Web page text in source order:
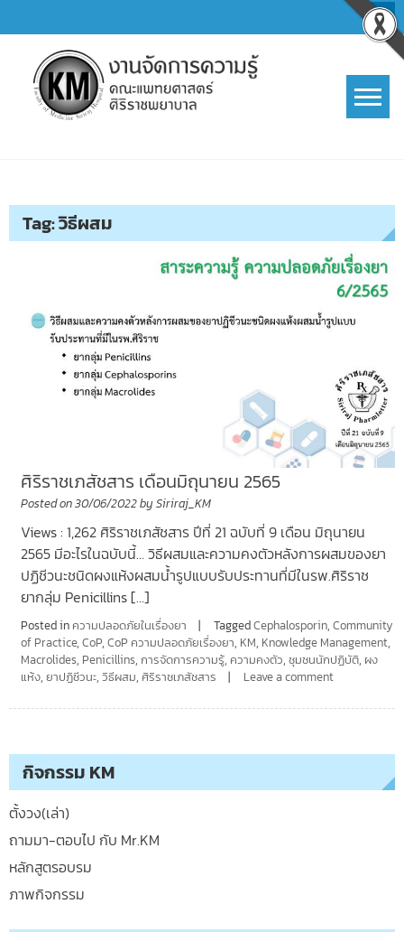
to
content
Tag:วิธีผสม
ศิริราชเภสัชสาร เดือนมิถุนายน 2565
Posted on30/06/2022by Siriraj_KM
Views : 1,262 ศิริราชเภสัชสาร ปีที่ 21 ฉบับที่ 9 เดือน มิถุนายน
2565 มีอะไรในฉบับนี้… วิธีผสมและความคงตัวหลังการผสมของยา
ปฏิชีวนะชนิดผงแห้งผสมน้ำรูปแบบรับประทานที่มีในรพ.ศิริราช
ยากลุ่ม Penicillins […]
Posted in ความปลอดภัยในเรื่องยา TaggedCephalosporin, Community
of Practice, CoP, CoP ความปลอดภัยเรื่องยา, KM, Knowledge Management,
Macrolides, Penicillins, การจัดการความรู้, ความคงตัว, ชุมชนนักปฏิบัติ, ผง
แห้ง, ยาปฏิชีวนะ, วิธีผสม, ศิริราชเภสัชสาร Leave a comment
กิจกรรม KM
ตั้งวง(เล่า)
ถามมา-ตอบไป กับ Mr.KM
หลักสูตรอบรม
ภาพกิจกรรม